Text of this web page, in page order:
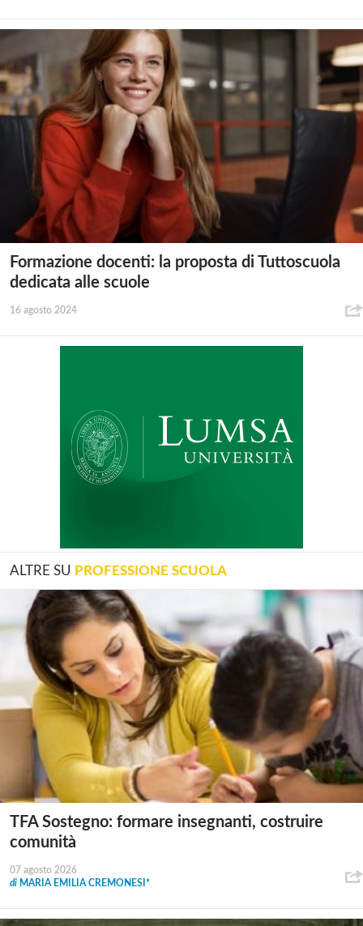
Formazione docenti: la proposta di Tuttoscuola
dedicata alle scuole
16 agosto 2024
ALTRE SU PROFESSIONE SCUOLA
TFA Sostegno: formare insegnanti, costruire
comunità
07 agosto 2026
di MARIA EMILIA CREMONESI*